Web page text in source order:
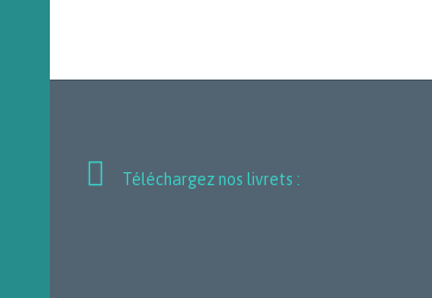
 Téléchargez nos livrets :